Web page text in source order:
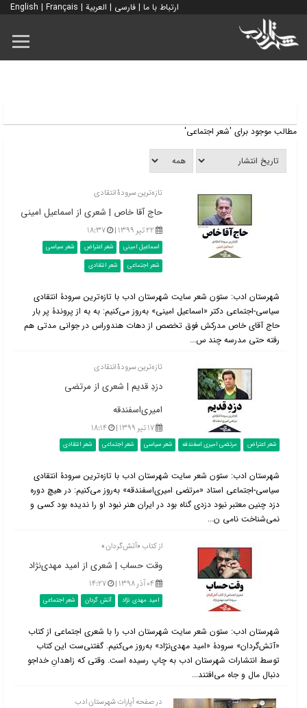
ارتباط با ما | فارسی | العربية |
English | Français
مطالب موجود برای 'شعر اجتماعی'
تازه‌ترین سرودۀ انتقادی
حاج آقا خاص | شعری از اسماعیل امینی
۲۲ تیر ۱۳۹۹ | ۱۸:۳۷
اسماعیل امینی شعر اعتراض
شعر سیاسی
شعر اجتماعی
شعر انتقادی
شهرستان ادب: ستون شعر سایت شهرستان ادب با تازه‌ترین سرودۀ انتقادی
سیاسی-اجتماعی دکتر «اسماعیل امینی» به‌روز می‌کنیم: به به از پروندۀ پر بار
حاج آقای خاص مدركش فوق تخصص از دهات هندوراس در جوانی مدتی هم
رفته حتی مدرسه چند س...
تازه‌ترین سرودۀ انتقادی
دزدِ قدیم | شعری از مرتضی
امیری‌اسفندقه
۱۷ تیر ۱۳۹۹ | ۱۸:۱۴
شعر اعتراض مرتضی امیری اسفندقه شعر سیاسی شعر اجتماعی شعر انتقادی
شهرستان ادب: ستون شعر سایت شهرستان ادب با تازه‌ترین سرودۀ انتقادی
سیاسی-اجتماعی استاد «مرتضی امیری‌اسفندقه» به‌روز می‌کنیم: ‌در هیچ دوره
دزد چنین معتبر نبود ‌دزدی گناه بود در ایران هنر نبود ‌او را ندیده بود کسی و
نمی‌شناخت ‌نامی ن...
از کتاب «آتش‌گردان»
وقت حساب | شعری از امید مهدی‌نژاد
۰۴ آذر ۱۳۹۸ | ۱۴:۲۷
امید مهدی نژاد آتش گردان شعر اجتماعی
شهرستان ادب: ستون شعر سایت شهرستان ادب را با شعری اجتماعی از کتاب
«آتش‌گردان» سرودۀ «امید مهدی‌نژاد» به‌روز می‌کنیم. گفتنی‌ست این کتاب
توسط انتشارات شهرستان ادب به چاپ رسیده است. وقتی که زاهدانِ خداجو
دنبال مال و جاه می‌افتند...
در صفحه آپارات شهرستان ادب